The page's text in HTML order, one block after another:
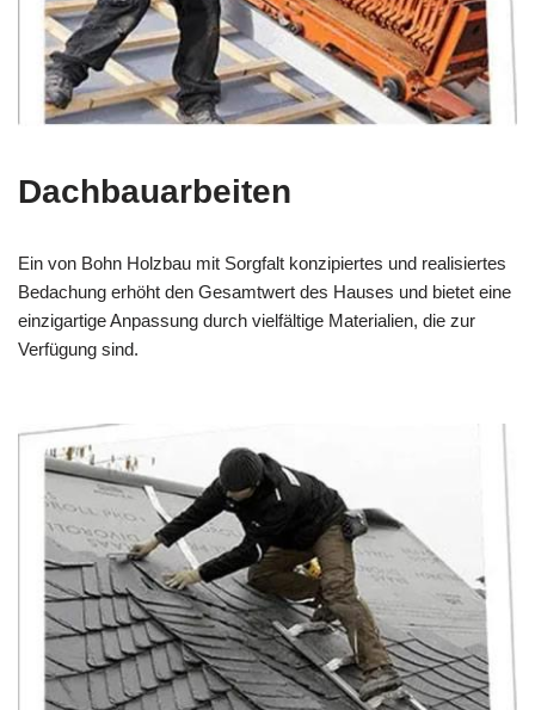
Dachbauarbeiten
Ein von Bohn Holzbau mit Sorgfalt konzipiertes und realisiertes
Bedachung erhöht den Gesamtwert des Hauses und bietet eine
einzigartige Anpassung durch vielfältige Materialien, die zur
Verfügung sind.